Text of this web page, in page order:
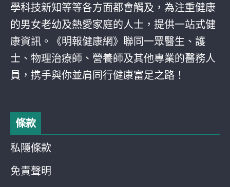
學科技新知等等各方面都會觸及，為注重健康
的男女老幼及熱愛家庭的人士，提供一站式健
康資訊。《明報健康網》聯同一眾醫生、護
士、物理治療師、營養師及其他專業的醫務人
員，携手與你並肩同行健康富足之路！
條款
私隱條款
免責聲明